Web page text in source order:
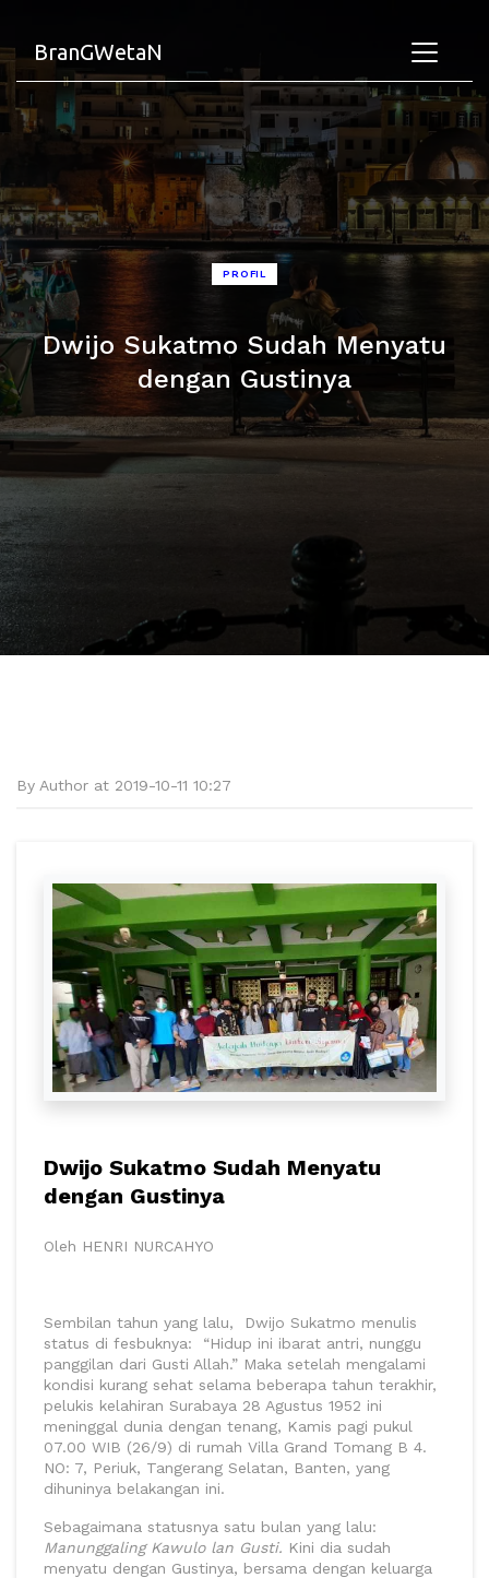
BranGWetaN
PROFIL
Dwijo Sukatmo Sudah Menyatu
dengan Gustinya
By Author at 2019-10-11 10:27
Dwijo Sukatmo Sudah Menyatu
dengan Gustinya
Oleh HENRI NURCAHYO
Sembilan tahun yang lalu, Dwijo Sukatmo menulis
status di fesbuknya: “Hidup ini ibarat antri, nunggu
panggilan dari Gusti Allah.” Maka setelah mengalami
kondisi kurang sehat selama beberapa tahun terakhir,
pelukis kelahiran Surabaya 28 Agustus 1952 ini
meninggal dunia dengan tenang, Kamis pagi pukul
07.00 WIB (26/9) di rumah Villa Grand Tomang B 4.
NO: 7, Periuk, Tangerang Selatan, Banten, yang
dihuninya belakangan ini.
Sebagaimana statusnya satu bulan yang lalu:
Manunggaling Kawulo lan Gusti. Kini dia sudah
menyatu dengan Gustinya, bersama dengan keluarga